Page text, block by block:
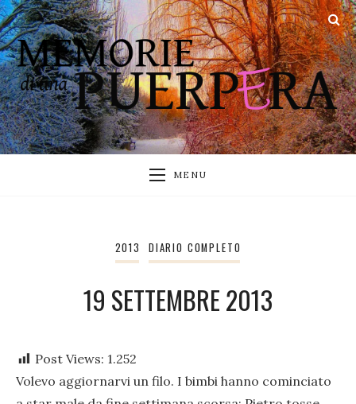
MENU
2013 DIARIO COMPLETO
19 SETTEMBRE 2013
Post Views: 1.252
Volevo aggiornarvi un filo. I bimbi hanno cominciato